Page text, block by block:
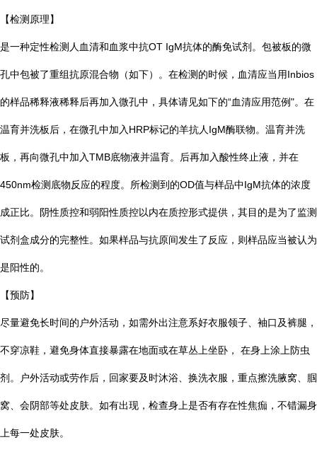
【检测原理】
是一种定性检测人血清和血浆中抗OT IgM抗体的酶免试剂。包被板的微
孔中包被了重组抗原混合物（如下）。在检测的时候，血清应当用Inbios
的样品稀释液稀释后再加入微孔中，具体请见如下的“血清应用范例"。在
温育并洗板后，在微孔中加入HRP标记的羊抗人IgM酶联物。温育并洗
板，再向微孔中加入TMB底物液并温育。后再加入酸性终止液，并在
450nm检测底物反应的程度。所检测到的OD值与样品中IgM抗体的浓度
成正比。阴性质控和弱阳性质控以内在质控形式提供，其目的是为了监测
试剂盒成分的完整性。如果样品与抗原间发生了反应，则样品应当被认为
是阳性的。
【预防】
尽量避免长时间的户外活动，如需外出注意系好衣服领子、袖口及裤腿，
不穿凉鞋，避免身体直接暴露在地面或在草丛上坐卧， 在身上涂上防虫
剂。户外活动或劳作后，回家要及时沐浴、换洗衣服，重点擦洗腋窝、腘
窝、会阴部等处皮肤。如有出现，检查身上是否有存在性焦痂，不错漏身
上每一处皮肤。